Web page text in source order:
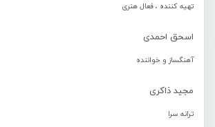
تهیه کننده ، فعال هنری
اسحق احمدی
آهنگساز و خواننده
مجید ذاکری
ترانه سرا